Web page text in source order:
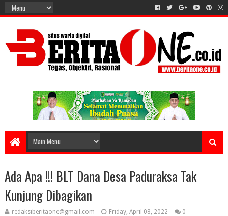
Ada Apa !!! BLT Dana Desa Paduraksa Tak
Kunjung Dibagikan
redaksiberitaone@gmail.com Friday, April 08, 2022 0